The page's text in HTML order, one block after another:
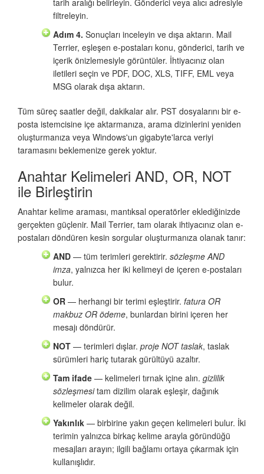
tarih aralığı belirleyin. Gönderici veya alıcı adresiyle
filtreleyin.
Adım 4. Sonuçları inceleyin ve dışa aktarın. Mail
Terrier, eşleşen e-postaları konu, gönderici, tarih ve
içerik önizlemesiyle görüntüler. İhtiyacınız olan
iletileri seçin ve PDF, DOC, XLS, TIFF, EML veya
MSG olarak dışa aktarın.
Tüm süreç saatler değil, dakikalar alır. PST dosyalarını bir e-
posta istemcisine içe aktarmanıza, arama dizinlerini yeniden
oluşturmanıza veya Windows'un gigabyte'larca veriyi
taramasını beklemenize gerek yoktur.
Anahtar Kelimeleri AND, OR, NOT
ile Birleştirin
Anahtar kelime araması, mantıksal operatörler eklediğinizde
gerçekten güçlenir. Mail Terrier, tam olarak ihtiyacınız olan e-
postaları döndüren kesin sorgular oluşturmanıza olanak tanır:
AND — tüm terimleri gerektirir. sözleşme AND
imza, yalnızca her iki kelimeyi de içeren e-postaları
bulur.
OR — herhangi bir terimi eşleştirir. fatura OR
makbuz OR ödeme, bunlardan birini içeren her
mesajı döndürür.
NOT — terimleri dışlar. proje NOT taslak, taslak
sürümleri hariç tutarak gürültüyü azaltır.
Tam ifade — kelimeleri tırnak içine alın. gizlilik
sözleşmesitam dizilim olarak eşleşir, dağınık
kelimeler olarak değil.
Yakınlık — birbirine yakın geçen kelimeleri bulur. İki
terimin yalnızca birkaç kelime arayla göründüğü
mesajları arayın; ilgili bağlamı ortaya çıkarmak için
kullanışlıdır.